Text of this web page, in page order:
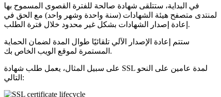
في البداية، ستتلقى شهادة صالحة للفترة القصوى المسموح بها
لمنتدى متصفح هيئة الشهادات (سنة واحدة وشهر واحد) مع الحق في
إعادة إصدار الشهادات بشكل غير محدود خلال فترة الطلب.
ستتم إعادة الإصدار الآلي تلقائيًا طوال المدة لضمان الحماية
المستمرة لموقع الويب الخاص بك.
على سبيل المثال، يعمل طلب شهادة SSL لمدة عامين على النحو
التالي: